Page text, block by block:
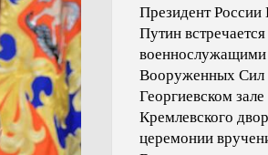
Президент
Путин встречается
военнослужащими
Вооруженных Сил
Георгиевском
Кремлевского
церемонии